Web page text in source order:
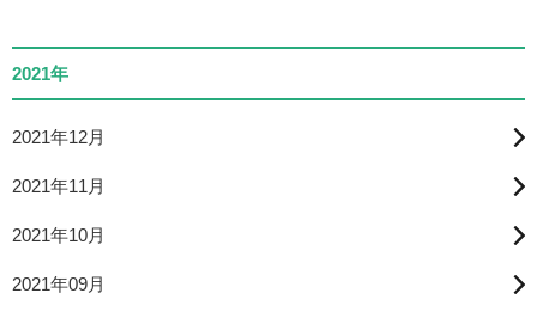
2021年
2021年12月
2021年11月
2021年10月
2021年09月